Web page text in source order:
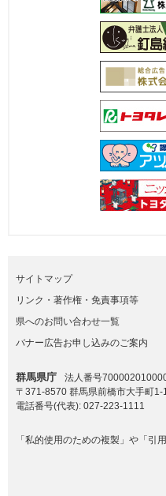
サイトマップ
リンク・著作権・免責事項等
県へのお問い合わせ一覧
バナー広告お申し込みのご案内
群馬県庁
法人番号
〒371-8570 群馬県前橋市大手町1-
電話番号(代表): 027-223-1111
「私的使用のための複製」や「引